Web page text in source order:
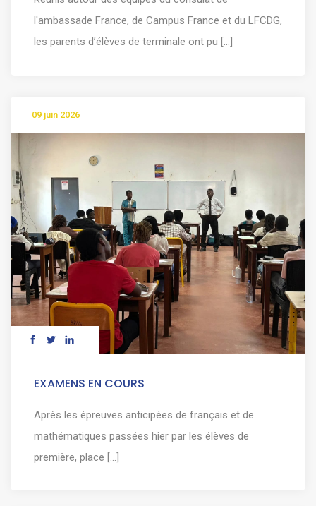
l'ambassade France, de Campus France et du LFCDG,
les parents d’élèves de terminale ont pu [...]
09 juin 2026
EXAMENS EN COURS
Après les épreuves anticipées de français et de
mathématiques passées hier par les élèves de
première, place [...]